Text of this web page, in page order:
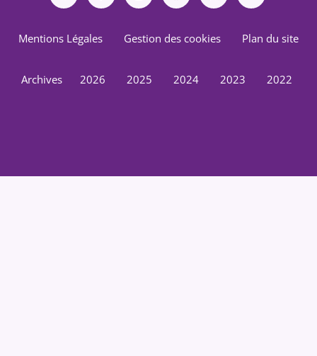
Mentions Légales Gestion des cookies Plan du site
Archives 2026 2025 2024 2023 2022